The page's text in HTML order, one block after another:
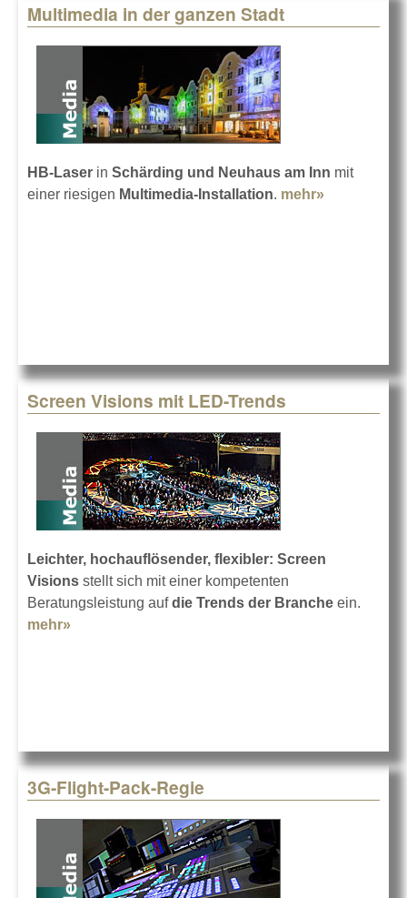
Multimedia in der ganzen Stadt
HB-Laser in Schärding und Neuhaus am Inn mit
einer riesigen Multimedia-Installation. mehr»
Screen Visions mit LED-Trends
Leichter, hochauflösender, flexibler: Screen
Visions stellt sich mit einer kompetenten
Beratungsleistung aufdie Trends der Branche ein.
mehr»
3G-Flight-Pack-Regie